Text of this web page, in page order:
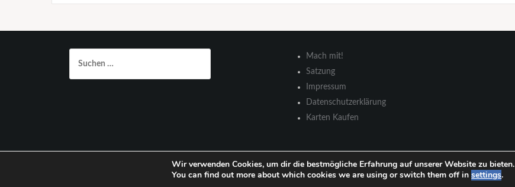
nach:
Mach mit!
Satzung
Impressum
Datenschutzerklärung
Karten Kaufen
Stolz präsentiert von WordPress|Theme:Oriavon JustFreeThemes.
Wir verwenden Cookies, um dir die bestmögliche Erfahrung auf unserer Website zu bieten.
You can find out more about which cookies we are using or switch them off insettings.